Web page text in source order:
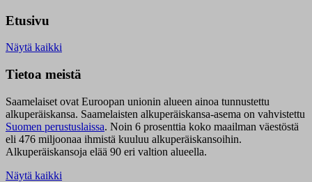
Etusivu
Näytä kaikki
Tietoa meistä
Saamelaiset ovat Euroopan unionin alueen ainoa tunnustettu
alkuperäiskansa. Saamelaisten alkuperäiskansa-asema on vahvistettu
Suomen perustuslaissa. Noin 6 prosenttia koko maailman väestöstä
eli 476 miljoonaa ihmistä kuuluu alkuperäiskansoihin.
Alkuperäiskansoja elää 90 eri valtion alueella.
Näytä kaikki